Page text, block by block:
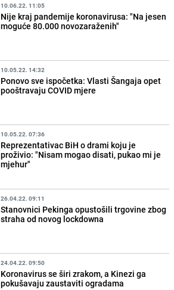
10.06.22. 11:05
Nije kraj pandemije koronavirusa: "Na jesen
moguće 80.000 novozaraženih"
10.05.22. 14:32
Ponovo sve ispočetka: Vlasti Šangaja opet
pooštravaju COVID mjere
10.05.22. 07:36
Reprezentativac BiH o drami koju je
proživio: "Nisam mogao disati, pukao mi je
mjehur"
26.04.22. 09:11
Stanovnici Pekinga opustošili trgovine zbog
straha od novog lockdowna
24.04.22. 09:50
Koronavirus se širi zrakom, a Kinezi ga
pokušavaju zaustaviti ogradama